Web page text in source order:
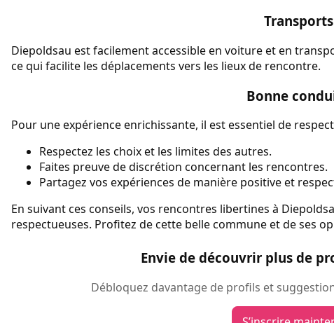
Transports
Diepoldsau est facilement accessible en voiture et en
ce qui facilite les déplacements vers les lieux de rencontre.
Bonne
Pour une expérience enrichissante, il est essentiel de
Respectez les choix et les limites des autres.
Faites preuve de discrétion concernant les rencontres.
Partagez vos expériences de manière positive et
En suivant ces conseils, vos rencontres libertines à
respectueuses. Profitez de cette belle commune et de ses
Envie de découvrir plus de
Débloquez davantage de profils et